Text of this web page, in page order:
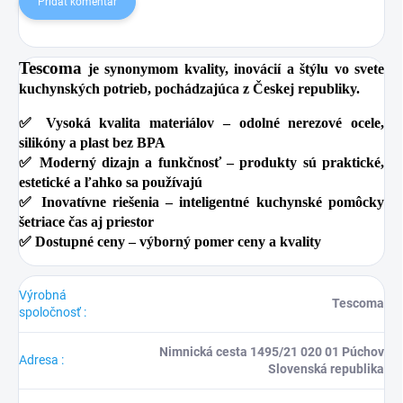
Tescoma je synonymom kvality, inovácií a štýlu vo svete
kuchynských potrieb, pochádzajúca z Českej republiky.
✅ Vysoká kvalita materiálov – odolné nerezové ocele,
silikóny a plast bez BPA
✅ Moderný dizajn a funkčnosť– produkty sú praktické,
estetické a ľahko sa používajú
✅ Inovatívne riešenia– inteligentné kuchynské pomôcky
šetriace čas aj priestor
✅ Dostupné ceny– výborný pomer ceny a kvality
Výrobná
spoločnosť :
Tescoma
Adresa :
Nimnická cesta 1495/21 020 01 Púchov
Slovenská republika